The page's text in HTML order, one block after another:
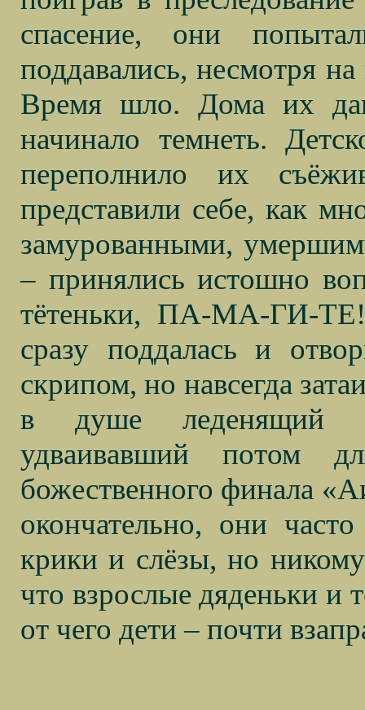
спасение, они
поддавались, несмотря
Время шло. Дома их
начинало темнеть.
переполнило их
представили себе, как
замурованными,
– принялись истошно
тётеньки, ПА-МА-ГИ-
сразу поддалась и
скрипом, но навсегда
в душе леденящий
удваивавший потом
божественного финала
окончательно, они
крики и слёзы, но
что взрослые дяденьки и
от чего дети – почти